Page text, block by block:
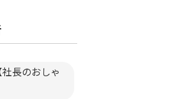
長のおしゃ